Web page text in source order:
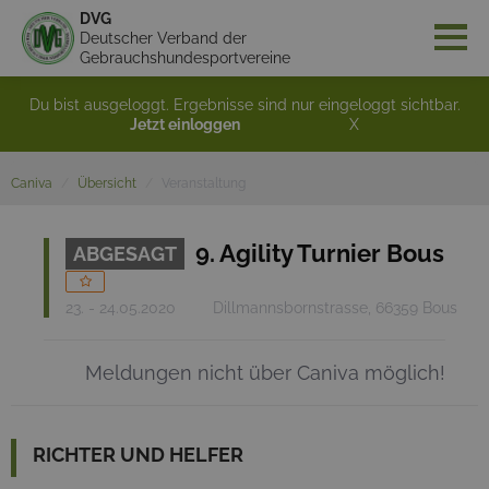
DVG
Deutscher Verband der
Gebrauchshundesportvereine
Du bist ausgeloggt. Ergebnisse sind nur eingeloggt sichtbar.
Jetzt einloggen
X
Caniva Übersicht
ABGESAGT 9. Agility Turnier Bous
23. - 24.05.2020 Dillmannsbornstrasse, 66359 Bous
Meldungen nicht über Caniva möglich!
RICHTER UND HELFER